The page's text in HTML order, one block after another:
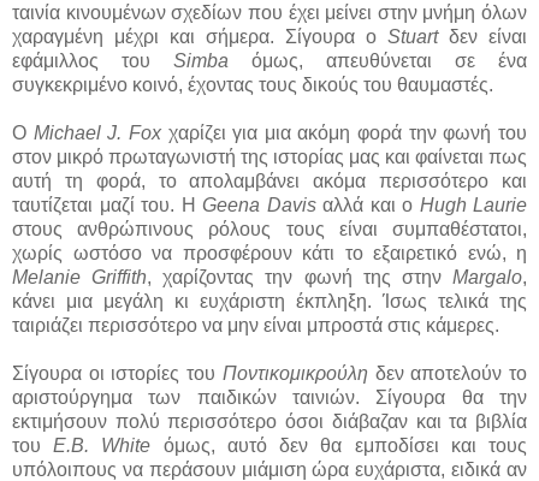
ταινία κινουμένων σχεδίων που έχει μείνει στην μνήμη όλων
χαραγμένη μέχρι και σήμερα. Σίγουρα ο Stuart δεν είναι
εφάμιλλος του Simba όμως, απευθύνεται σε ένα
συγκεκριμένο κοινό, έχοντας τους δικούς του θαυμαστές.
Ο Michael J. Foxχαρίζει για μια ακόμη φορά την φωνή του
στον μικρό πρωταγωνιστή της ιστορίας μας και φαίνεται πως
αυτή τη φορά, το απολαμβάνει ακόμα περισσότερο και
ταυτίζεται μαζί του. Η Geena Davisαλλά και ο Hugh Laurie
στους ανθρώπινους ρόλους τους είναι συμπαθέστατοι,
χωρίς ωστόσο να προσφέρουν κάτι το εξαιρετικό ενώ, η
Melanie Griffith, χαρίζοντας την φωνή της στηνMargalo,
κάνει μια μεγάλη κι ευχάριστη έκπληξη. Ίσως τελικά της
ταιριάζει περισσότερο να μην είναι μπροστά στις κάμερες.
Σίγουρα οι ιστορίες του Ποντικομικρούλη δεν αποτελούν το
αριστούργημα των παιδικών ταινιών. Σίγουρα θα την
εκτιμήσουν πολύ περισσότερο όσοι διάβαζαν και τα βιβλία
τουE.B. White όμως, αυτό δεν θα εμποδίσει και τους
υπόλοιπους να περάσουν μιάμιση ώρα ευχάριστα, ειδικά αν